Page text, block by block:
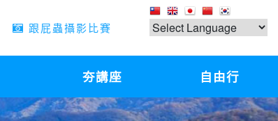
跟屁蟲攝影比賽
夯講座 自由行